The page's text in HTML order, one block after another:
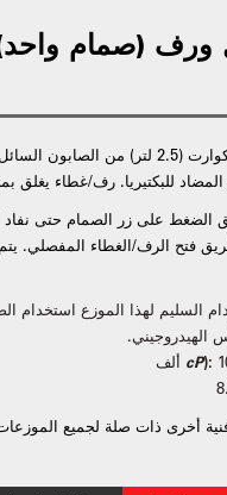
ورف (صمام
تستوعب وتوزع 83 أونصة أو 2.6 كوارت (2.5 لتر) من
للبكتيريا. رف/غطاء يغلق
الضغط على زر الصمام حتى
فتح الرف/الغطاء المفصلي.
السليم لهذا الموزع استخدام
الهيدروجيني.
cP):
أخرى ذات صلة لجميع